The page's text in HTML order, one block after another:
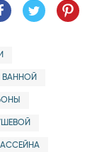
ВАННОЙ